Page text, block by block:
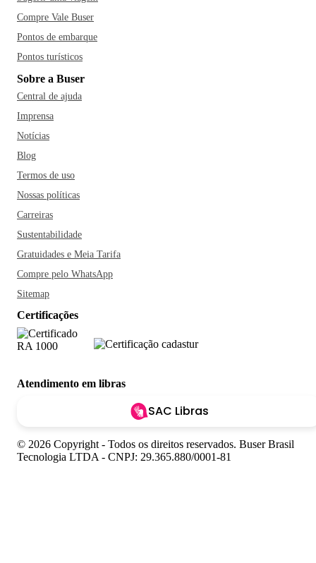
Compre Vale Buser
Pontos de embarque
Pontos turísticos
Sobre a Buser
Central de ajuda
Imprensa
Notícias
Blog
Termos de uso
Nossas políticas
Carreiras
Sustentabilidade
Gratuidades e Meia Tarifa
Compre pelo WhatsApp
Sitemap
Certificações
Atendimento em libras
SAC Libras
© 2026 Copyright - Todos os direitos reservados. Buser Brasil
Tecnologia LTDA - CNPJ: 29.365.880/0001-81